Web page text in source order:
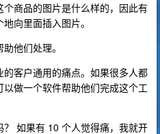
商品的图片是什么样的，因此有
向里面插入图片。
他们处理。
客户通用的痛点。如果很多人都
做一个软件帮助他们完成这个工
如果有 10 个人觉得痛，我就开